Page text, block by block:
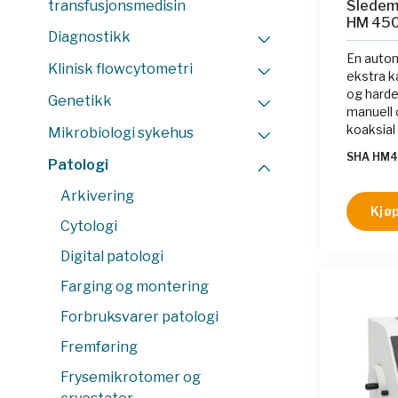
transfusjonsmedisin
Diagnostikk
Klinisk flowcytometri
Genetikk
Mikrobiologi sykehus
Patologi
Arkivering
Cytologi
Digital patologi
Farging og montering
Forbruksvarer patologi
Fremføring
Frysemikrotomer og
HM
En
ekstra
og
manuell
av pre-
den har
SHA